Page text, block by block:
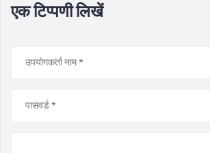
एक टिप्पणी लिखें